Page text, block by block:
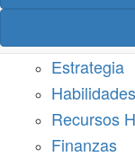
Estrategia
Recursos
Finanzas